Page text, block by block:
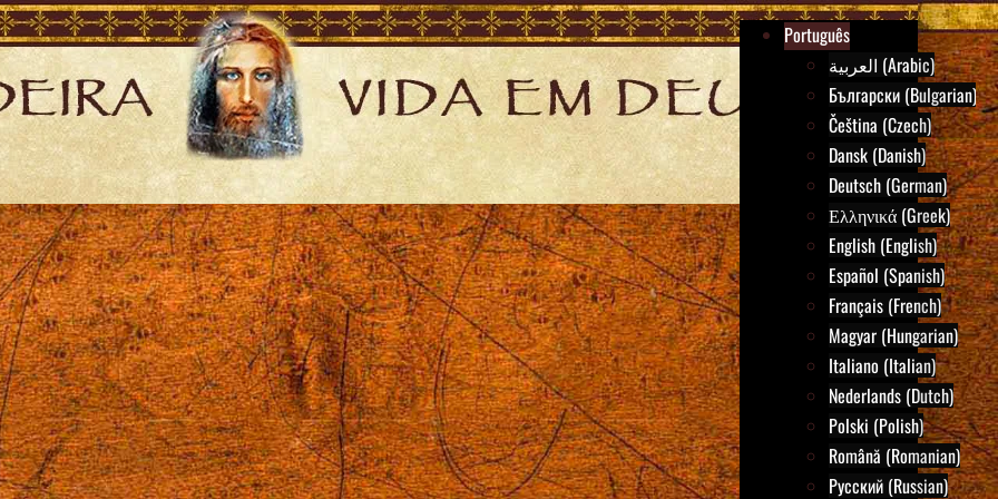
Português
العربية (Arabic)
Български (Bulgarian)
Čeština (Czech)
Dansk (Danish)
Deutsch (German)
Ελληνικά (Greek)
English (English)
Español (Spanish)
Français (French)
Magyar (Hungarian)
Italiano (Italian)
Nederlands (Dutch)
Polski (Polish)
Română (Romanian)
Русский (Russian)